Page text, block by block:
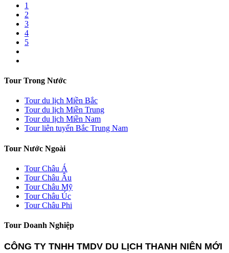
1
2
3
4
5
Tour Trong Nước
Tour du lịch Miền Bắc
Tour du lịch Miền Trung
Tour du lịch Miền Nam
Tour liên tuyến Bắc Trung Nam
Tour Nước Ngoài
Tour Châu Á
Tour Châu Âu
Tour Châu Mỹ
Tour Châu Úc
Tour Châu Phi
Tour Doanh Nghiệp
CÔNG TY TNHH TMDV DU LỊCH THANH NIÊN MỚI